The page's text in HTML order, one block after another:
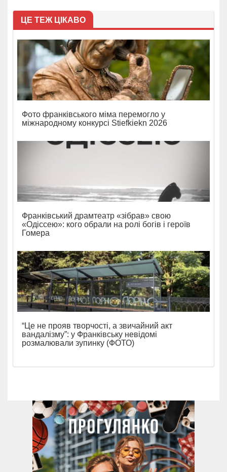
ЦЕ ТЕЖ ЦІКАВО
Фото франківського міма перемогло у
міжнародному конкурсі Stiefkiekn 2026
Франківський драмтеатр «зібрав» свою
«Одіссею»: кого обрали на ролі богів і героїв
Гомера
“Це не прояв творчості, а звичайний акт
вандалізму”: у Франківську невідомі
розмалювали зупинку (ФОТО)